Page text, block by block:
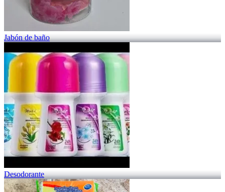
Jabón de baño
Desodorante